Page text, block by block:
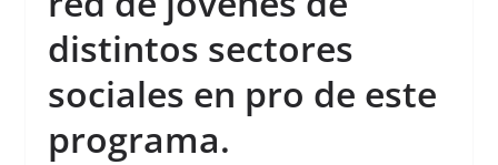
distintos sectores
sociales en pro de este
programa.